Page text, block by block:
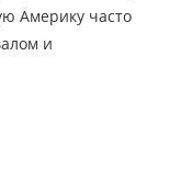
Америку часто
и